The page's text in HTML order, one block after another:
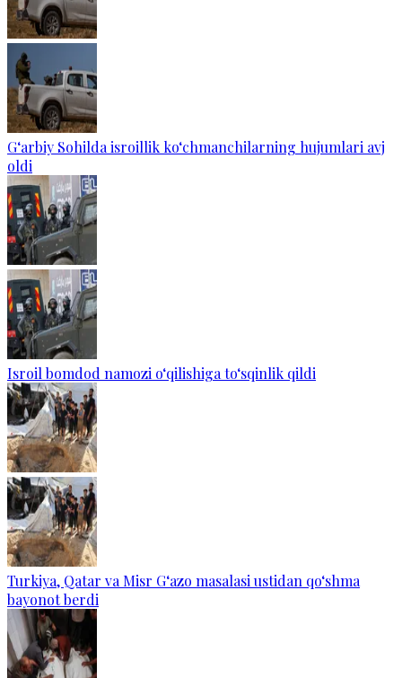
G‘arbiy Sohilda isroillik ko‘chmanchilarning hujumlari avj
oldi
Isroil bomdod namozi o‘qilishiga to‘sqinlik qildi
Turkiya, Qatar va Misr G‘azo masalasi ustidan qo‘shma
bayonot berdi